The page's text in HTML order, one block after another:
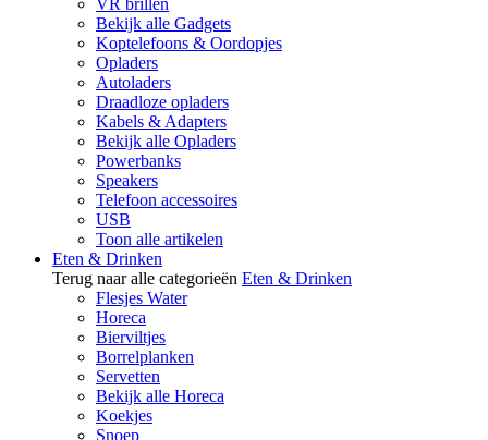
VR brillen
Bekijk alle Gadgets
Koptelefoons & Oordopjes
Opladers
Autoladers
Draadloze opladers
Kabels & Adapters
Bekijk alle Opladers
Powerbanks
Speakers
Telefoon accessoires
USB
Toon alle artikelen
Eten & Drinken
Terug naar alle categorieën Eten & Drinken
Flesjes Water
Horeca
Bierviltjes
Borrelplanken
Servetten
Bekijk alle Horeca
Koekjes
Snoep